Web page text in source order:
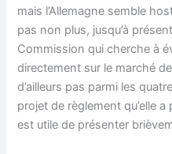
mais l’Allemagne semble
pas non plus, jusqu’à
Commission qui cherche à
directement sur le marché
d’ailleurs pas parmi les
projet de règlement qu’elle a
est utile de présenter